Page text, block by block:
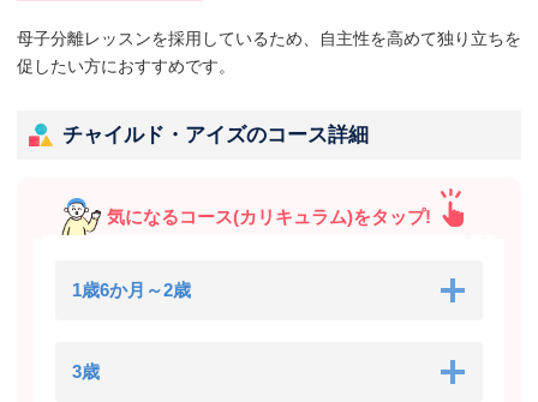
母子分離レッスンを採用しているため、自主性を高めて独り立ちを
促したい方におすすめです。
チャイルド・アイズのコース詳細
気になるコース(カリキュラム)をタップ!
1歳6か月～2歳
3歳